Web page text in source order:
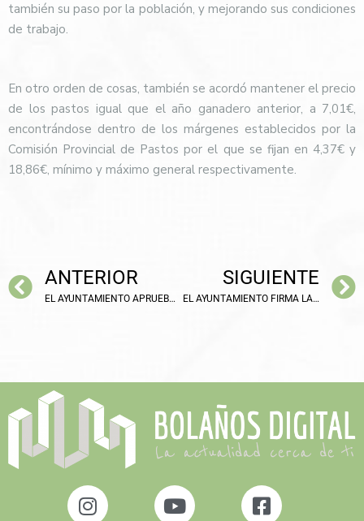
también su paso por la población, y mejorando sus condiciones
de trabajo.
En otro orden de cosas, también se acordó mantener el precio
de los pastos igual que el año ganadero anterior, a 7,01€,
encontrándose dentro de los márgenes establecidos por la
Comisión Provincial de Pastos por el que se fijan en 4,37€ y
18,86€, mínimo y máximo general respectivamente.
ANTERIOR
EL AYUNTAMIENTO APRUEBA UNA MOCIÓN DE URGENCIA INSTANDO AL GOBIERNO A NO MODIFICAR LA LEY DE SEGURIDAD CIUDADANA
SIGUIENTE
EL AYUNTAMIENTO FIRMA LA RENOVACIÓN DE LOS CONVENIOS DE SUBVENCIONES CON ENTIDADES DEPORTIVAS